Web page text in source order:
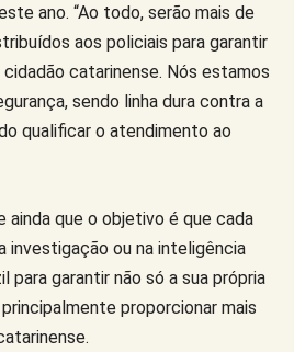
ano. “Ao todo, serão mais de
aos policiais para garantir
catarinense. Nós estamos
sendo linha dura contra a
qualificar o atendimento ao
ainda que o objetivo é que cada
investigação ou na inteligência
para garantir não só a sua própria
proporcionar mais